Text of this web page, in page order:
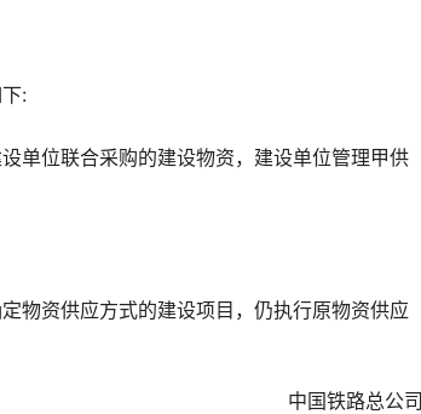
:
单位联合采购的建设物资，建设单位管理甲供
物资供应方式的建设项目，仍执行原物资供应
中国铁路总公司